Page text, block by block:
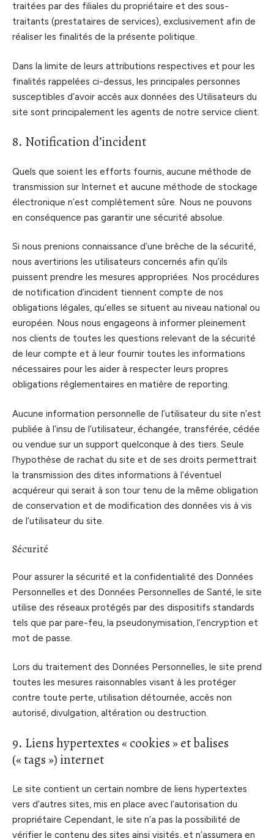
traitées par des filiales du propriétaire et des sous-
traitants (prestataires de services), exclusivement afin de
réaliser les finalités de la présente politique.
Dans la limite de leurs attributions respectives et pour les
finalités rappelées ci-dessus, les principales personnes
susceptibles d’avoir accès aux données des Utilisateurs du
site sont principalement les agents de notre service client.
8. Notification d’incident
Quels que soient les efforts fournis, aucune méthode de
transmission sur Internet et aucune méthode de stockage
électronique n’est complètement sûre. Nous ne pouvons
en conséquence pas garantir une sécurité absolue.
Si nous prenions connaissance d’une brèche de la sécurité,
nous avertirions les utilisateurs concernés afin qu’ils
puissent prendre les mesures appropriées. Nos procédures
de notification d’incident tiennent compte de nos
obligations légales, qu’elles se situent au niveau national ou
européen. Nous nous engageons à informer pleinement
nos clients de toutes les questions relevant de la sécurité
de leur compte et à leur fournir toutes les informations
nécessaires pour les aider à respecter leurs propres
obligations réglementaires en matière de reporting.
Aucune information personnelle de l’utilisateur du site n’est
publiée à l’insu de l’utilisateur, échangée, transférée, cédée
ou vendue sur un support quelconque à des tiers. Seule
l’hypothèse de rachat du site et de ses droits permettrait
la transmission des dites informations à l’éventuel
acquéreur qui serait à son tour tenu de la même obligation
de conservation et de modification des données vis à vis
de l’utilisateur du site.
Sécurité
Pour assurer la sécurité et la confidentialité des Données
Personnelles et des Données Personnelles de Santé, le site
utilise des réseaux protégés par des dispositifs standards
tels que par pare-feu, la pseudonymisation, l’encryption et
mot de passe.
Lors du traitement des Données Personnelles, le site prend
toutes les mesures raisonnables visant à les protéger
contre toute perte, utilisation détournée, accès non
autorisé, divulgation, altération ou destruction.
9. Liens hypertextes « cookies » et balises
(« tags ») internet
Le site contient un certain nombre de liens hypertextes
vers d’autres sites, mis en place avec l’autorisation du
propriétaire Cependant, le site n’a pas la possibilité de
vérifier le contenu des sites ainsi visités, et n’assumera en